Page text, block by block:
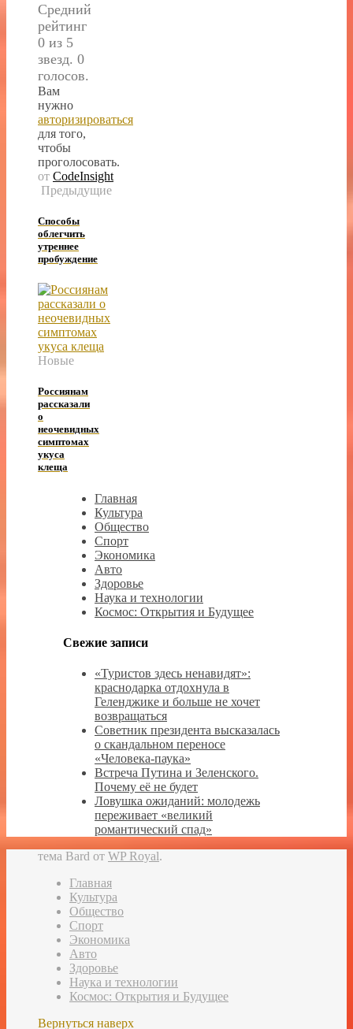
Средний
рейтинг
0 из 5
звезд. 0
голосов.
Вам
нужно
авторизироваться
для того,
чтобы
проголосовать.
от CodeInsight
Предыдущие
Способы
облегчить
утреннее
пробуждение
Новые
Россиянам
рассказали
о
неочевидных
симптомах
укуса
клеща
Главная
Культура
Общество
Спорт
Экономика
Авто
Здоровье
Наука и технологии
Космос: Открытия и Будущее
Свежие записи
«Туристов здесь ненавидят»:
краснодарка отдохнула в
Геленджике и больше не хочет
возвращаться
Советник президента высказалась
о скандальном переносе
«Человека-паука»
Встреча Путина и Зеленского.
Почему её не будет
Ловушка ожиданий: молодежь
переживает «великий
романтический спад»
тема Bard от WP Royal.
Главная
Культура
Общество
Спорт
Экономика
Авто
Здоровье
Наука и технологии
Космос: Открытия и Будущее
Вернуться наверх